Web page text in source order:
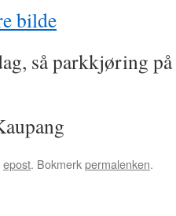
bilde
så parkkjøring
epost. Bokmerkpermalenken.